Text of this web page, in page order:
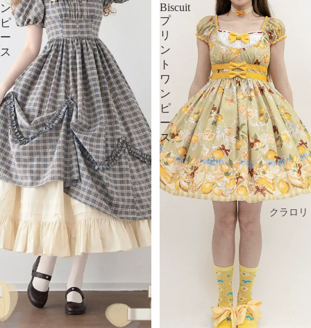
クラロリ
ン
ピ
ー
ス
Biscuit
プ
リ
ン
ト
ワ
ン
ピ
ー
ス